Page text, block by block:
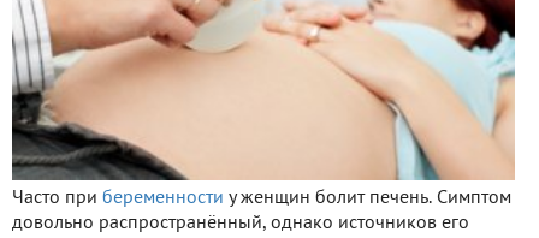
Часто при беременности у женщин болит печень. Симптом
довольно распространённый, однако источников его